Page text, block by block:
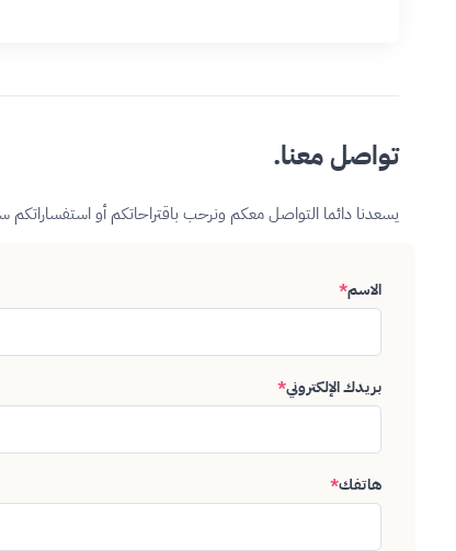
تواصل معنا.
يسعدنا دائما التواصل معكم ونرحب باقتراحاتكم أو
الاسم*
بريدك الإلكتروني*
هاتفك*